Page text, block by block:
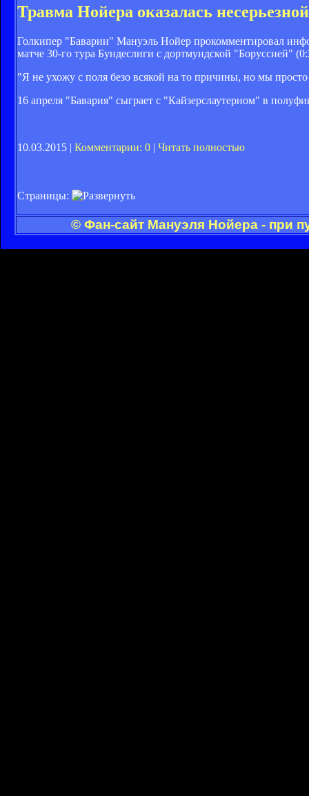
Травма Нойера оказалась несерьезной
Голкипер "Баварии" Мануэль Нойер прокомментировал
матче 30-го тура Бундеслиги с дортмундской "Боруссией"
"Я не ухожу с поля безо всякой на то причины, но мы
16 апреля "Бавария" сыграет с "Кайзерслаутерном" в
10.03.2015 | Комментарии: 0 | Читать полностью
Страницы:
© Фан-сайт Мануэля Нойера - при